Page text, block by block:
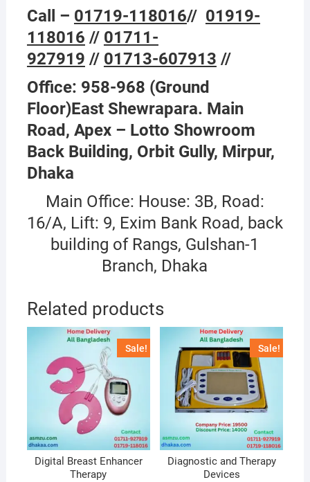
Call – 01719-118016// 01919-
118016 // 01711-
927919 // 01713-607913 //
Office: 958-968 (Ground
Floor)East Shewrapara. Main
Road, Apex – Lotto Showroom
Back Building, Orbit Gully, Mirpur,
Dhaka
Main Office: House: 3B, Road:
16/A, Lift: 9, Exim Bank Road, back
building of Rangs, Gulshan-1
Branch, Dhaka
Related products
Sale!
Digital Breast Enhancer
Therapy
Sale!
Diagnostic and Therapy
Devices